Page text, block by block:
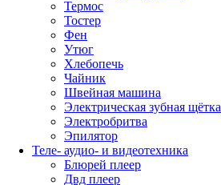
Термос
Тостер
Фен
Утюг
Хлебопечь
Чайник
Швейная машина
Электрическая зубная щётка
Электробритва
Эпилятор
Теле- аудио- и видеотехника
Блюрей плеер
Двд плеер